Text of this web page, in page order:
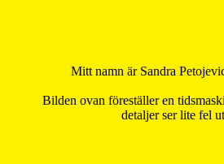
Mitt namn är Sandra
Bilden ovan föreställer en
detaljer ser lite fel